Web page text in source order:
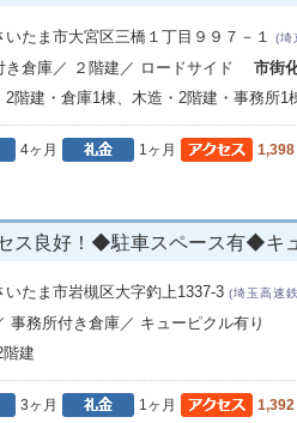
いたま市大宮区三橋１丁目９９７－１ (埼
き倉庫／ ２階建／ ロードサイド 市街
2階建・倉庫1棟、木造・2階建・事務所1
4ヶ月 1ヶ月 1,398
ス良好！◆駐車スペース有◆キ
いたま市岩槻区大字釣上1337-3 (埼玉高速
事務所付き倉庫／ キューピクル有り
建
3ヶ月 1ヶ月 1,392